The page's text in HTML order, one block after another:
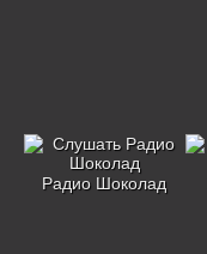
Радио Шоколад